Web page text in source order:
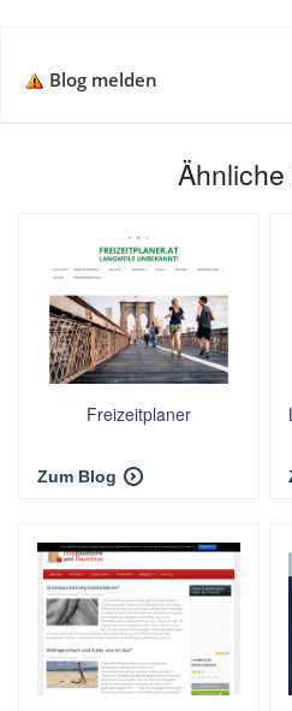
Blog melden
Freizeitplaner
Zum Blog